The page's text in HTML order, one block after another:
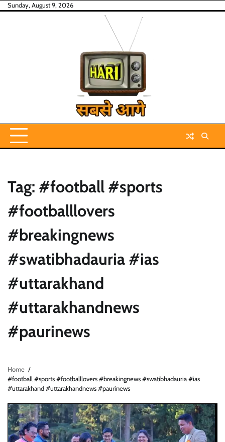
SkipSunday, August 9, 2026
Tag: #football #sports
#footballlovers
#breakingnews
#swatibhadauria #ias
#uttarakhand
#uttarakhandnews
#paurinews
Home
#football #sports #footballlovers #breakingnews #swatibhadauria #ias
#uttarakhand #uttarakhandnews #paurinews